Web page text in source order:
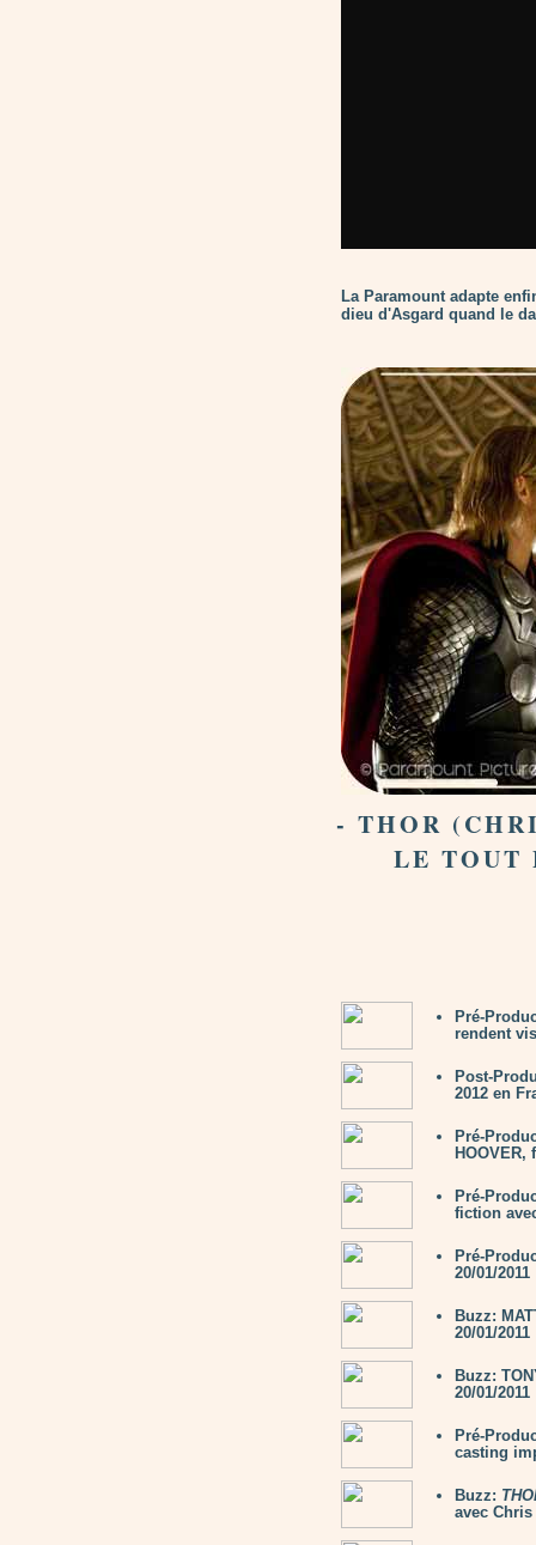
La Paramount adapte
dieu d'Asgard quand le
- THOR
LE TOUT
Pré-
rendent
Post-
2012 en
Pré-
HOOVER,
Pré-
fiction
Pré-
20/01/2011
Buzz:
20/01/2011
Buzz:
20/01/2011
Pré-
casting
Buzz:
avec Chris